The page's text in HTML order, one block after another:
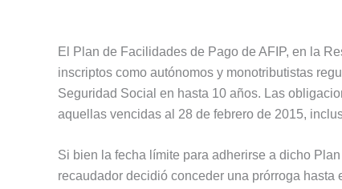
El Plan de Facilidades de Pago de AFIP, en la
inscriptos como autónomos y monotributistas
Seguridad Social en hasta 10 años. Las
aquellas vencidas al 28 de febrero de 2015,
Si bien la fecha límite para adherirse a dicho
recaudador decidió conceder una prórroga